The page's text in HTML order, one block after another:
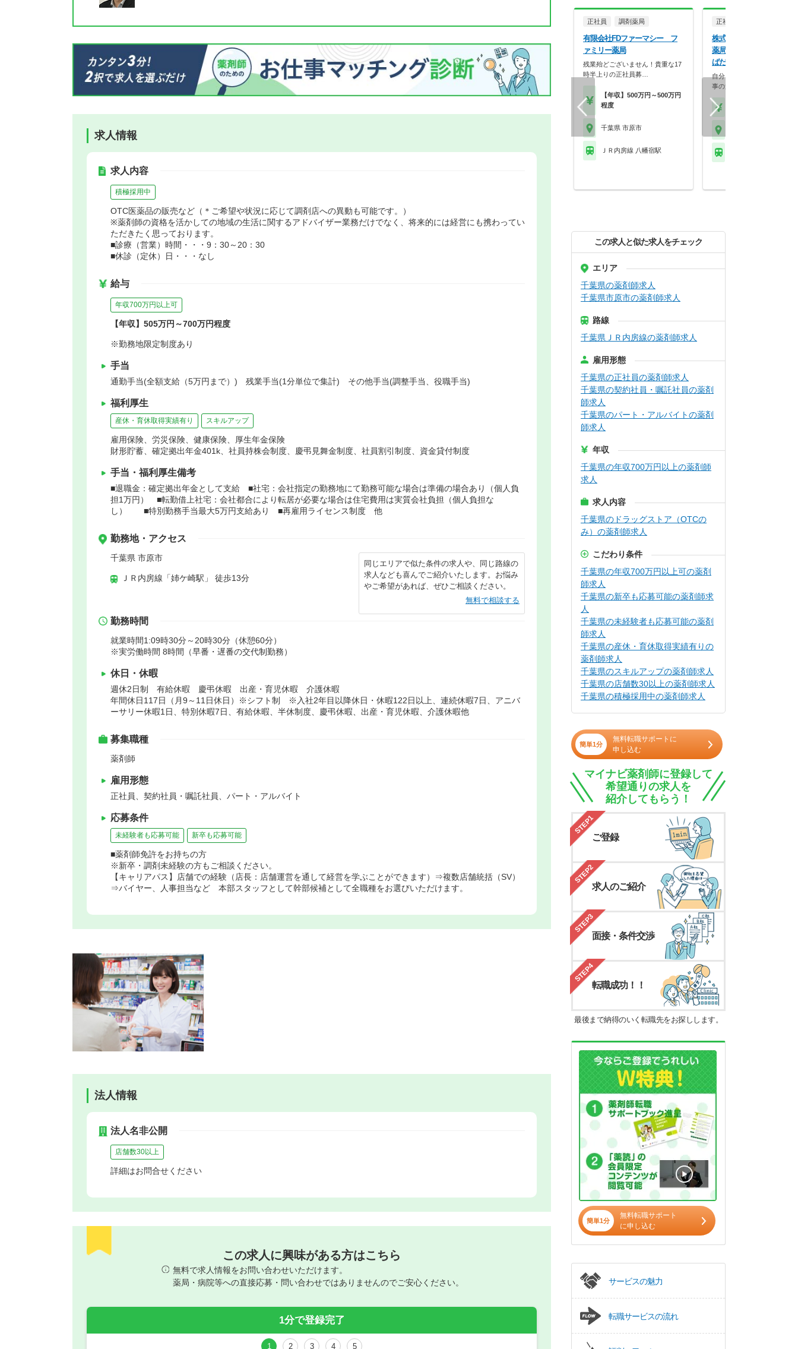
求人情報
求人内容
積極採用中
OTC医薬品の販売など（＊ご希望や状況に応じて調剤店への異動も可能です。）
※薬剤師の資格を活かしての地域の生活に関するアドバイザー業務だけでなく、将来的には経営にも携わってい
ただきたく思っております。
■診療（営業）時間・・・9：30～20：30
■休診（定休）日・・・なし
給与
年収700万円以上可
【年収】505万円～700万円程度
※勤務地限定制度あり
手当
通勤手当(全額支給（5万円まで）) 残業手当(1分単位で集計) その他手当(調整手当、役職手当)
福利厚生
産休・育休取得実績有り スキルアップ
雇用保険、労災保険、健康保険、厚生年金保険
財形貯蓄、確定拠出年金401k、社員持株会制度、慶弔見舞金制度、社員割引制度、資金貸付制度
手当・福利厚生備考
■退職金：確定拠出年金として支給 ■社宅：会社指定の勤務地にて勤務可能な場合は準備の場合あり（個人負
担1万円） ■転勤借上社宅：会社都合により転居が必要な場合は住宅費用は実質会社負担（個人負担な
し） ■特別勤務手当最大5万円支給あり ■再雇用ライセンス制度 他
勤務地・アクセス
千葉県 市原市
ＪＲ内房線「姉ケ崎駅」 徒歩13分
同じエリアで似た条件の求人や、同じ路線の
求人なども喜んでご紹介いたします。お悩み
やご希望があれば、ぜひご相談ください。
無料で相談する
勤務時間
就業時間1:09時30分～20時30分（休憩60分）
※実労働時間 8時間（早番・遅番の交代制勤務）
休日・休暇
週休2日制 有給休暇 慶弔休暇 出産・育児休暇 介護休暇
年間休日117日（月9～11日休日）※シフト制 ※入社2年目以降休日・休暇122日以上、連続休暇7日、アニバ
ーサリー休暇1日、特別休暇7日、有給休暇、半休制度、慶弔休暇、出産・育児休暇、介護休暇他
募集職種
薬剤師
雇用形態
正社員、契約社員・嘱託社員、パート・アルバイト
応募条件
未経験者も応募可能 新卒も応募可能
■薬剤師免許をお持ちの方
※新卒・調剤未経験の方もご相談ください。
【キャリアパス】店舗での経験（店長：店舗運営を通して経営を学ぶことができます）⇒複数店舗統括（SV）
⇒バイヤー、人事担当など 本部スタッフとして幹部候補として全職種をお選びいただけます。
法人情報
法人名非公開
店舗数30以上
詳細はお問合せください
この求人に興味がある方はこちら
無料で求人情報をお問い合わせいただけます。
薬局・病院等への直接応募・問い合わせではありませんのでご安心ください。
1分で登録完了
1 2 3 4 5
正社員 調剤薬局
有限会社FDファーマシー フ
ァミリー薬局
残業殆どございません！貴重な17
時半上りの正社員募…
【年収】500万円～500万円
程度
千葉県 市原市
ＪＲ内房線 八幡宿駅
正社員
株式会社マツモトキヨシ
薬局 マツモトキヨシ 市原
ばだい店
自分らしく働く。それが、い
事の第一歩。選択的週…
この求人と似た求人をチェック
エリア
千葉県の薬剤師求人
千葉県市原市の薬剤師求人
路線
千葉県ＪＲ内房線の薬剤師求人
雇用形態
千葉県の正社員の薬剤師求人
千葉県の契約社員・嘱託社員の薬剤
師求人
千葉県のパート・アルバイトの薬剤
師求人
年収
千葉県の年収700万円以上の薬剤師
求人
求人内容
千葉県のドラッグストア（OTCの
み）の薬剤師求人
こだわり条件
千葉県の年収700万円以上可の薬剤
師求人
千葉県の新卒も応募可能の薬剤師求
人
千葉県の未経験者も応募可能の薬剤
師求人
千葉県の産休・育休取得実績有りの
薬剤師求人
千葉県のスキルアップの薬剤師求人
千葉県の店舗数30以上の薬剤師求人
千葉県の積極採用中の薬剤師求人
簡単1分
無料転職サポートに
申し込む
マイナビ薬剤師に登録して
希望通りの求人を
紹介してもらう！
STEP1
ご登録
STEP2
求人のご紹介
STEP3
面接・条件交渉
STEP4
転職成功！！
最後まで納得のいく転職先をお探しします。
簡単1分
無料転職サポート
に申し込む
サービスの魅力
転職サービスの流れ